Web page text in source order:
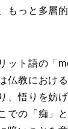
もっと多層
ット語の「
仏教におけ
、悟りを妨
での「痴」